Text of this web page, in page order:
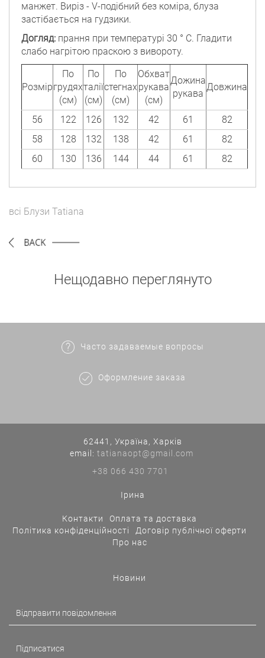
манжет. Виріз - V-подібний без коміра, блуза
застібається на гудзики.
Догляд: прання при температурі 30 ° C. Гладити
слабо нагрітою праскою з вивороту.
Розмір
По
грудях
(см)
По
талії
(см)
По
стегнах
(см)
Обхват
рукава
(см)
Дожина
рукава
Довжина
56 122 126 132 42 61
82
58
128 132 138 42 61
82
60
130 136 144 44 61 82
всі Блузи Tatiana
Нещодавно переглянуто
Часто задаваемые вопросы
Оформление заказа
62441, Україна, Харків
еmail: tatianaopt@gmail.com
+38 066 430 7701
Ірина
Контакти
Оплата та доставка
Політика конфіденційності
Договір публічної оферти
Про нас
Новини